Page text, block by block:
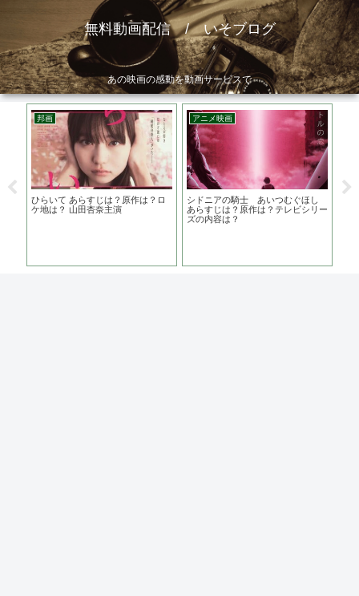
無料動画配信 / いそブログ
あの映画の感動を動画サービスで
邦画
ひらいて あらすじは？原作は？ロ
ケ地は？ 山田杏奈主演
アニメ映画
シドニアの騎士 あいつむぐほし
あらすじは？原作は？テレビシリー
ズの内容は？